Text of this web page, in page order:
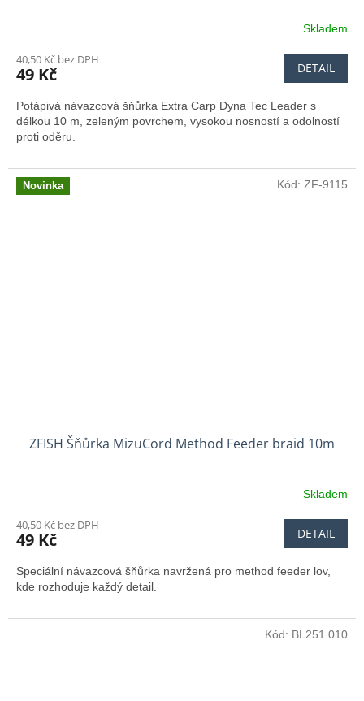
Skladem
40,50 Kč bez DPH
49 Kč DETAIL
Potápivá návazcová šňůrka Extra Carp Dyna Tec Leader s
délkou 10 m, zeleným povrchem, vysokou nosností a odolností
proti oděru.
Novinka
ZFISH Šňůrka MizuCord Method Feeder braid 10m
Skladem
40,50 Kč bez DPH
49 Kč DETAIL
Speciální návazcová šňůrka navržená pro method feeder lov,
kde rozhoduje každý detail.
Kód: ZF-9115
Kód: BL251 010